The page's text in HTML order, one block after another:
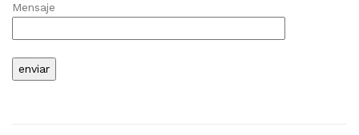
Mensaje